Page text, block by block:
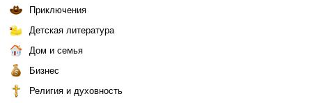
Приключения
Детская литература
Дом и семья
Бизнес
Религия и духовность